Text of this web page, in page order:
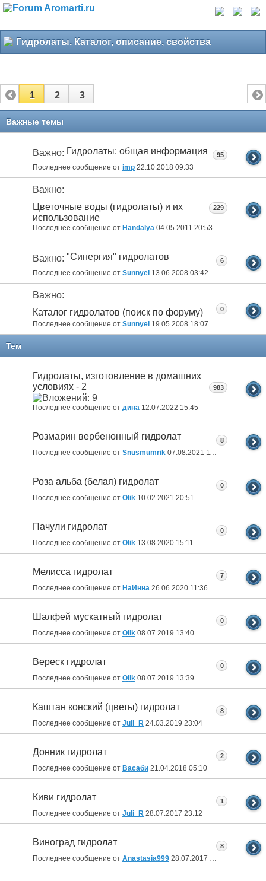
Гидролаты. Каталог, описание, свойства
1 2 3
Важные темы
Важно: Гидролаты: общая информация
Последнее сообщение от imp 22.10.2018 09:33
95
Важно:
Цветочные воды (гидролаты) и их
использование
Последнее сообщение от Handalya 04.05.2011 20:53
229
Важно: "Синергия" гидролатов
Последнее сообщение от Sunnyel 13.06.2008 03:42
6
Важно:
Каталог гидролатов (поиск по форуму)
Последнее сообщение от Sunnyel 19.05.2008 18:07
0
Тем
Гидролаты, изготовление в домашних
условиях - 2
Последнее сообщение от дина 12.07.2022 15:45
983
Розмарин вербенонный гидролат
Последнее сообщение от Snusmumrik 07.08.2021 11:47
8
Роза альба (белая) гидролат
Последнее сообщение от Olik 10.02.2021 20:51
0
Пачули гидролат
Последнее сообщение от Olik 13.08.2020 15:11
0
Мелисса гидролат
Последнее сообщение от НаИнна 26.06.2020 11:36
7
Шалфей мускатный гидролат
Последнее сообщение от Olik 08.07.2019 13:40
0
Вереск гидролат
Последнее сообщение от Olik 08.07.2019 13:39
0
Каштан конский (цветы) гидролат
Последнее сообщение от Juli_R 24.03.2019 23:04
8
Донник гидролат
Последнее сообщение от Васаби 21.04.2018 05:10
2
Киви гидролат
Последнее сообщение от Juli_R 28.07.2017 23:12
1
Виноград гидролат
Последнее сообщение от Anastasia999 28.07.2017
8